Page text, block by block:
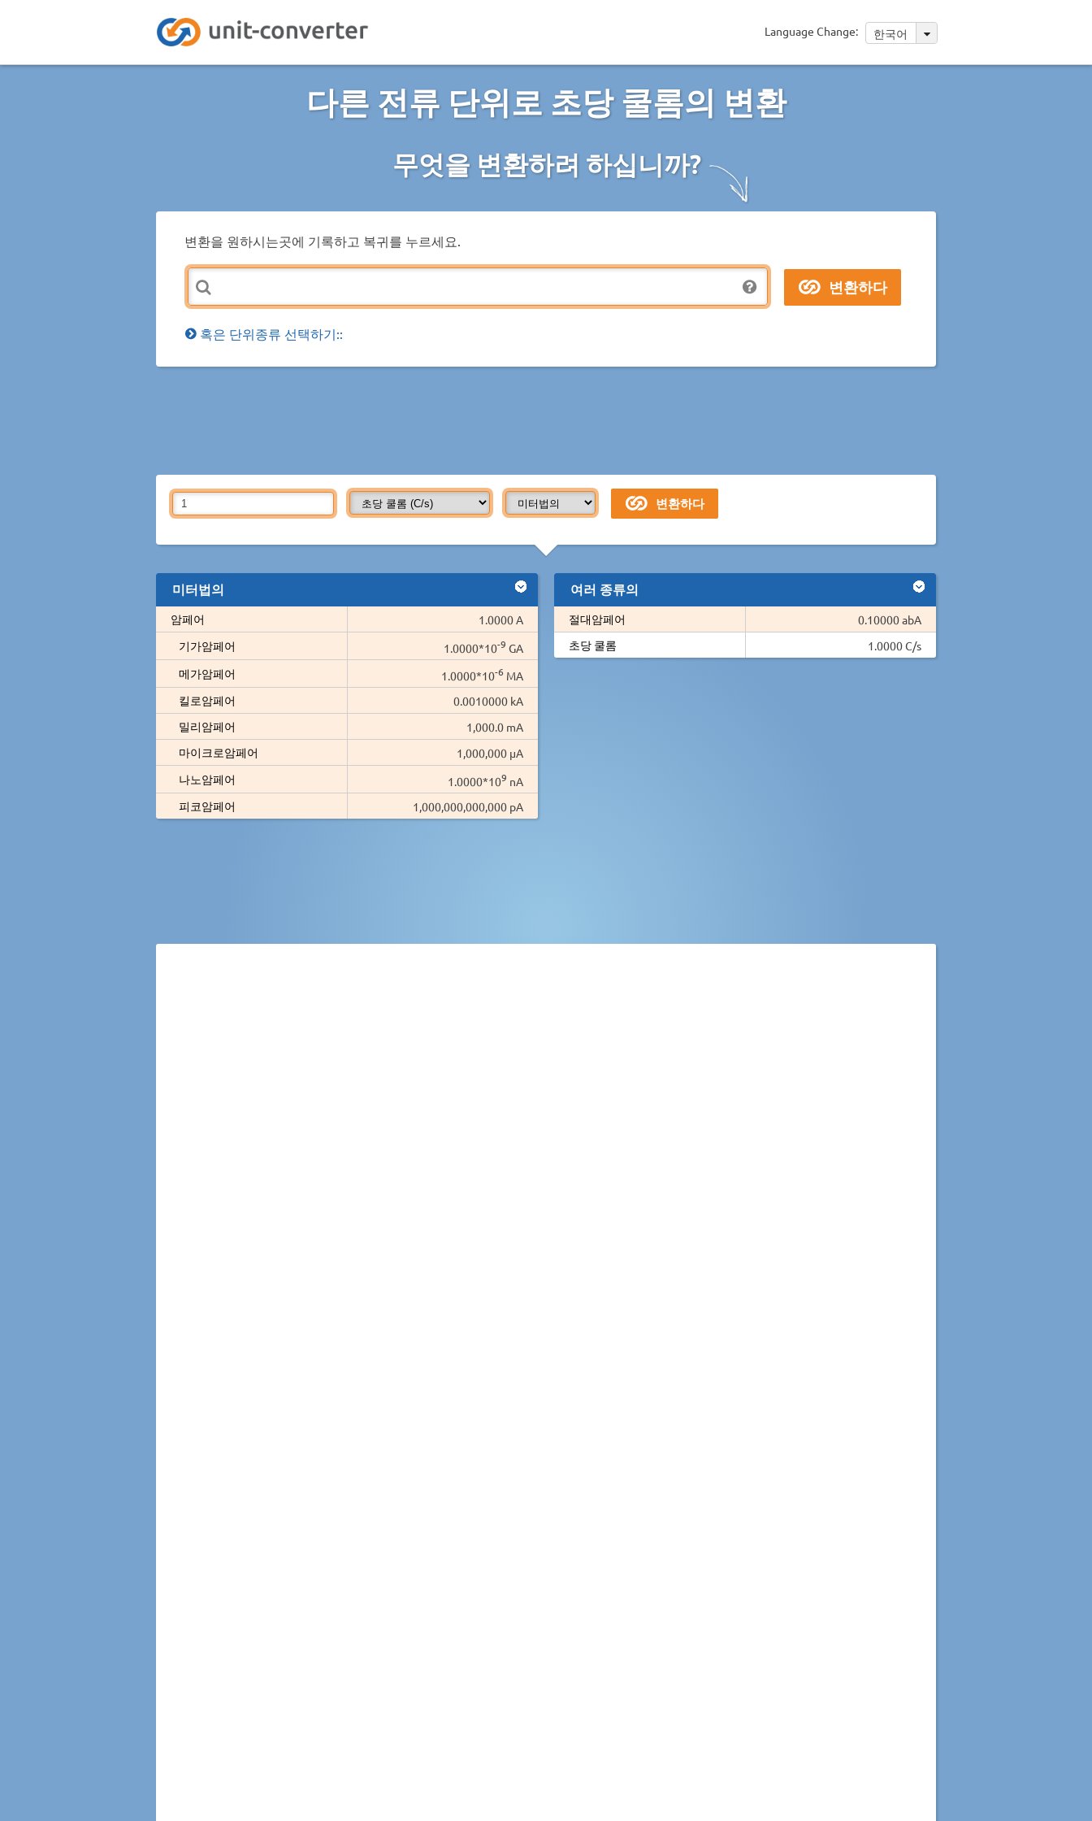
Language Change: 한국어
다른 전류 단위로 초당 쿨롬의 변환
무엇을 변환하려 하십니까?
변환을 원하시는곳에 기록하고 복귀를 누르세요.
혹은 단위종류 선택하기::
미터법의
암페어
1.0000 A
기가암페어
1.0000*10-9 GA
메가암페어
1.0000*10-6 MA
킬로암페어
0.0010000 kA
밀리암페어
1,000.0 mA
마이크로암페어
1,000,000 µA
나노암페어
1.0000*109 nA
피코암페어
1,000,000,000,000 pA
여러 종류의
절대암페어
0.10000 abA
초당 쿨롬
1.0000 C/s